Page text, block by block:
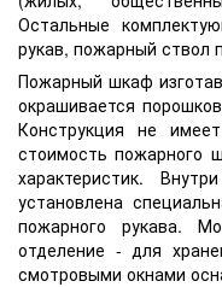
Остальные
рукав, пожарный ствол
Пожарный шкаф
окрашивается
Конструкция не
стоимость пожарного
характеристик.
установлена
пожарного рукава.
отделение - для
смотровыми окнами